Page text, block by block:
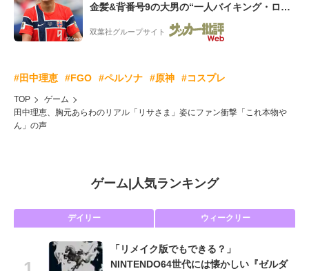
金髪&背番号9の大男の“一人バイキング・ロ
ー”映像が話題!「元気をもらった」
双葉社グループサイト
#田中理恵 #FGO #ペルソナ #原神 #コスプレ
TOP
ゲーム
田中理恵、胸元あらわのリアル「リサさま」姿にファン衝撃「これ本物や
ん」の声
ゲーム| 人気ランキング
デイリー ウィークリー
「リメイク版でもできる？」
NINTENDO64世代には懐かしい『ゼルダ